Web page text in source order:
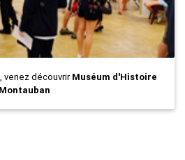
, venez découvrirMuséum d'Histoire
Montauban